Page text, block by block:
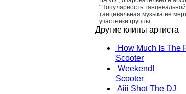
"Популярность
танцевальная музыка не
участники группы.
Другие клипы артиста
How Much Is The
Scooter
Weekend!
Scooter
Aiii Shot The DJ